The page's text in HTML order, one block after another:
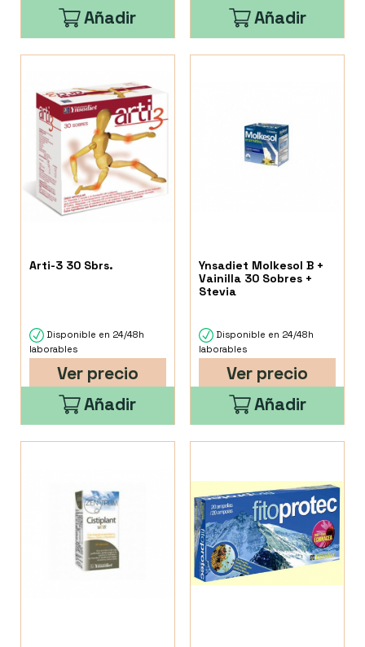
Añadir
Añadir
Arti-3 30 Sbrs.
Disponible en 24/48h
laborables
Ver precio
Añadir
Ynsadiet Molkesol B +
Vainilla 30 Sobres +
Stevia
Disponible en 24/48h
laborables
Ver precio
Añadir